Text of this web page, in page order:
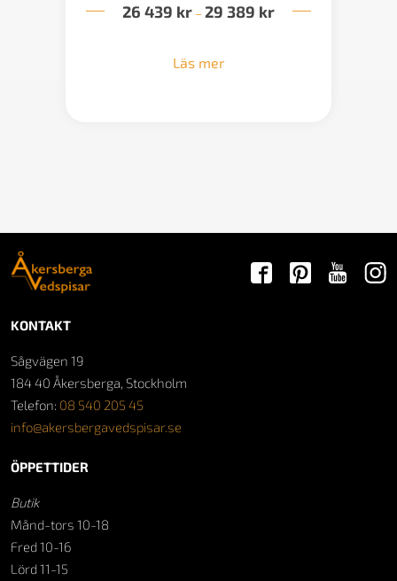
26 439 kr – 29 389 krPrisintervall:
Läs mer
KONTAKT
Sågvägen 19
184 40 Åkersberga, Stockholm
Telefon: 08 540 205 45
info@akersbergavedspisar.se
ÖPPETTIDER
Butik
Månd-tors 10-18
Fred 10-16
Lörd 11-15